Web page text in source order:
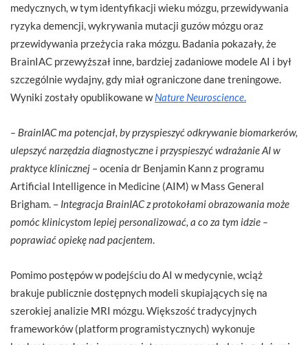
medycznych, w tym identyfikacji wieku mózgu, przewidywania
ryzyka demencji, wykrywania mutacji guzów mózgu oraz
przewidywania przeżycia raka mózgu. Badania pokazały, że
BrainIAC przewyższał inne, bardziej zadaniowe modele AI i był
szczególnie wydajny, gdy miał ograniczone dane treningowe.
Wyniki zostały opublikowane wNature Neuroscience
– BrainIAC ma potencjał, by przyspieszyć odkrywanie biomarkerów,
ulepszyć narzędzia diagnostyczne i przyspieszyć wdrażanie AI w
praktyce klinicznej – ocenia dr Benjamin Kann z programu
Artificial Intelligence in Medicine (AIM) w Mass General
Brigham. – Integracja BrainIAC z protokołami obrazowania może
pomóc klinicystom lepiej personalizować, a co za tym idzie –
poprawiać opiekę nad pacjentem
Pomimo postępów w podejściu do AI w medycynie, wciąż
brakuje publicznie dostępnych modeli skupiających się na
szerokiej analizie MRI mózgu. Większość tradycyjnych
frameworków (platform programistycznych) wykonuje